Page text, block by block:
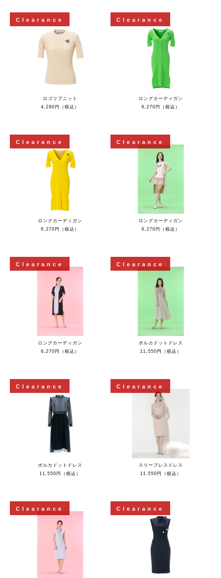
Clearance
ロゴリブニット
4,290円（税込）
Clearance
ロングカーディガン
6,270円（税込）
Clearance
ロングカーディガン
6,270円（税込）
Clearance
ロングカーディガン
6,270円（税込）
Clearance
ロングカーディガン
6,270円（税込）
Clearance
ポルカドットドレス
11,550円（税込）
Clearance
ポルカドットドレス
11,550円（税込）
Clearance
スリーブレスドレス
11,550円（税込）
Clearance Clearance